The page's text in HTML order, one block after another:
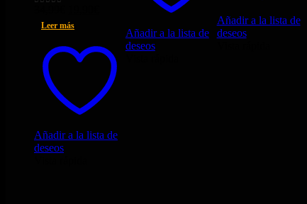
precio
era:
34,99€.
es:
19,90€.
Leer más
Añadir a la lista de
deseos
Añadir a la lista de
deseos
Añadir a la lista de
deseos